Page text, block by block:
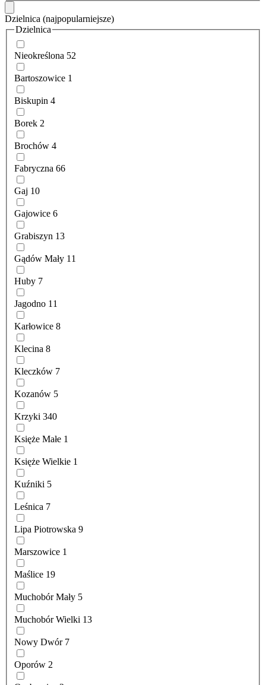
Dzielnica (najpopularniejsze)
Dzielnica
Nieokreślona 52
Bartoszowice 1
Biskupin 4
Borek 2
Brochów 4
Fabryczna 66
Gaj 10
Gajowice 6
Grabiszyn 13
Gądów Mały 11
Huby 7
Jagodno 11
Karłowice 8
Klecina 8
Kleczków 7
Kozanów 5
Krzyki 340
Księże Małe 1
Księże Wielkie 1
Kuźniki 5
Leśnica 7
Lipa Piotrowska 9
Marszowice 1
Maślice 19
Muchobór Mały 5
Muchobór Wielki 13
Nowy Dwór 7
Oporów 2